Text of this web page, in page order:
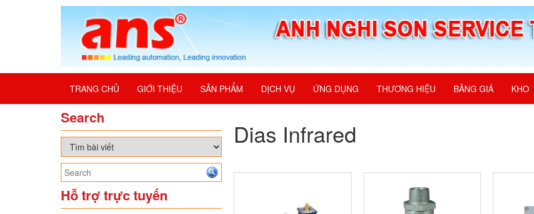
TRANG CHỦ GIỚI THIỆU SẢN PHẨM DỊCH VỤ ỨNG DỤNG THƯƠNG HIỆU BẢNG GIÁ KHO
Search
Hỗ trợ trực tuyến
Dias Infrared